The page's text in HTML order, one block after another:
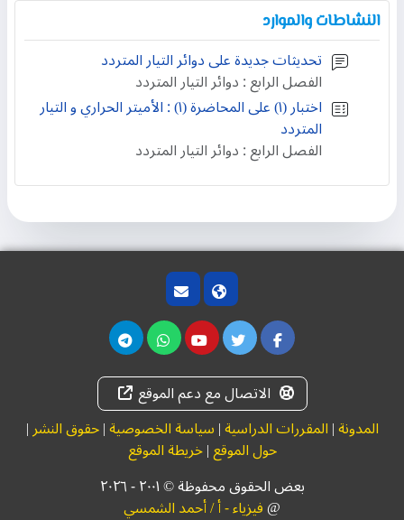
النشاطات والموارد
تحديثات جديدة على دوائر التيار المتردد
الفصل الرابع : دوائر التيار المتردد
اختبار (۱) على المحاضرة (۱) : الأميتر الحراري و التيار
المتردد
الفصل الرابع : دوائر التيار المتردد
الاتصال مع دعم الموقع
المدونة|المقررات الدراسية|سياسة الخصوصية|حقوق النشر|
حول الموقع|خريطة الموقع
بعض الحقوق محفوظة © ۲۰۰١ - ٢٠٢٦
@فيزياء - أ / أحمد الشمسي